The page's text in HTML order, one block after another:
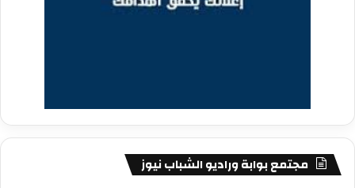
مجتمع بوابة وراديو الشباب نيوز